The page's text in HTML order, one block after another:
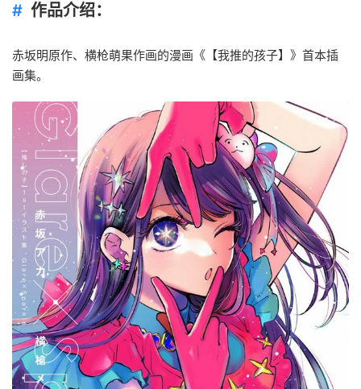
作品介绍：
赤坂明原作、 横枪萌果作画的漫画《【我推的孩子】》首本插
画集。